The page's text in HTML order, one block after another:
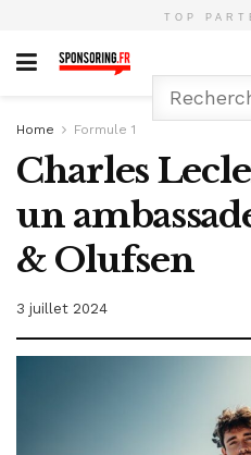
TOP
Home Formule 1
Charles
un
& Olufsen
3 juillet 2024